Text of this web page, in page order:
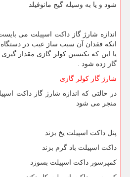
شود و یا به وسیله گیج مانوفیلد
اندازه شارژ گاز داکت اسپیلت می
انکه فقدان آن سبب ساز عیب در دستگاه
یا این که تکنسین کولر گازی مقدار
گاز زده شود .
شارژ گاز کولر گازی
در حالتی‌ که اندازه شارژ گاز داکت
منجر می شود
پنل داکت اسپیلت یخ بزند
داکت اسپیلت باد گرم بزند
کمپرسور داکت اسپیلت بسوزد